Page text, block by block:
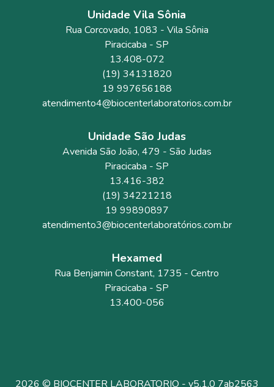
Unidade Vila Sônia
Rua Corcovado, 1083 - Vila Sônia
Piracicaba -SP
13.408-072
(19) 34131820
19 997656188
atendimento4@biocenterlaboratorios.com.br
Unidade São Judas
Avenida São João, 479 - São Judas
Piracicaba -SP
13.416-382
(19) 34221218
19 99890897
atendimento3@biocenterlaboratórios.com.br
Hexamed
Rua Benjamin Constant, 1735 - Centro
Piracicaba -SP
13.400-056
2026 © BIOCENTER LABORATORIO - v5.1.0 7ab2563